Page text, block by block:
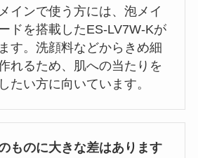
インで使う方には、泡メイ
ドを搭載したES-LV7W-Kが
す。洗顔料などからきめ細
れるため、肌への当たりを
たい方に向いています。
ものに大きな差はあります